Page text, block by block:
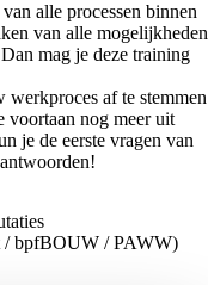
alle processen binnen
van alle mogelijkheden
mag je deze training
af te stemmen
voortaan nog meer uit
je de eerste vragen van
/ bpfBOUW / PAWW)